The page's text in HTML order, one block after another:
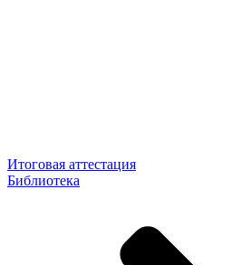
Итоговая аттестация
Библиотека